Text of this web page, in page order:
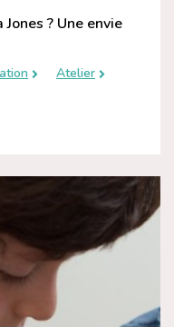
? Une envie
Atelier